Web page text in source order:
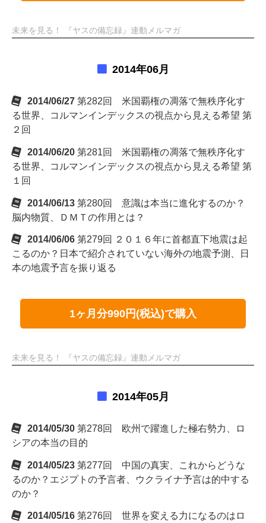
未来を見る！ 『ヤスの備忘録』連動メルマガ
2014年06月
2014/06/27 第282回 米国覇権の凋落で無秩序化す
る世界、コルマンインデックスの視点から見える希望 第
２回
2014/06/20 第281回 米国覇権の凋落で無秩序化す
る世界、コルマンインデックスの視点から見える希望 第
１回
2014/06/13 第280回 意識は本当に進化するのか？
脳内物質、ＤＭＴの作用とは？
2014/06/06 第279回 ２０１６年に首都直下地震は起
こるのか？日本で紹介されていない海外の地震予測、日
本の地震予言を振り返る
1ヶ月分990円(税込)で購入
未来を見る！ 『ヤスの備忘録』連動メルマガ
2014年05月
2014/05/30 第278回 欧州で躍進した極右勢力、ロ
シアの本当の目的
2014/05/23 第277回 中国の真実、これからどうな
るのか？エジプトの予言者、ウクライナ予言は的中する
のか？
2014/05/16 第276回 世界を変える力になるのはロ